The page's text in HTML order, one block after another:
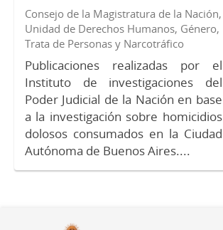
Consejo de la Magistratura de la Nación,
Unidad de Derechos Humanos, Género,
Trata de Personas y Narcotráfico
Publicaciones realizadas por el
Instituto de investigaciones del
Poder Judicial de la Nación en base
a la investigación sobre homicidios
dolosos consumados en la Ciudad
Autónoma de Buenos Aires....